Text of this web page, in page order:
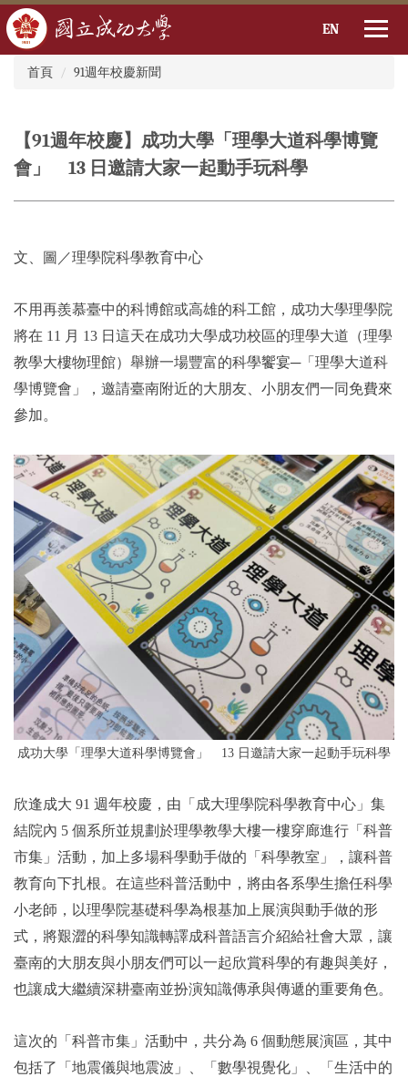
容
區
EN
:::
首頁
91週年校慶新聞
【91週年校慶】成功大學「理學大道科學博覽
會」 13 日邀請大家一起動手玩科學
文、圖／理學院科學教育中心
不用再羨慕臺中的科博館或高雄的科工館，成功大學理學院
將在 11 月 13 日這天在成功大學成功校區的理學大道（理學
教學大樓物理館）舉辦一場豐富的科學饗宴─「理學大道科
學博覽會」，邀請臺南附近的大朋友、小朋友們一同免費來
參加。
成功大學「理學大道科學博覽會」 13 日邀請大家一起動手玩科學
欣逢成大 91 週年校慶，由「成大理學院科學教育中心」集
結院內 5 個系所並規劃於理學教學大樓一樓穿廊進行「科普
市集」活動，加上多場科學動手做的「科學教室」，讓科普
教育向下扎根。在這些科普活動中，將由各系學生擔任科學
小老師，以理學院基礎科學為根基加上展演與動手做的形
式，將艱澀的科學知識轉譯成科普語言介紹給社會大眾，讓
臺南的大朋友與小朋友們可以一起欣賞科學的有趣與美好，
也讓成大繼續深耕臺南並扮演知識傳承與傳遞的重要角色。
這次的「科普市集」活動中，共分為 6 個動態展演區，其中
包括了「地震儀與地震波」、「數學視覺化」、「生活中的